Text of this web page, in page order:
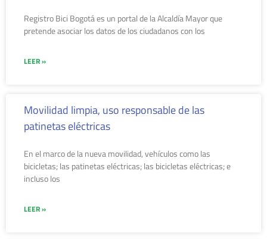
Registro Bici Bogotá es un portal de la Alcaldía Mayor que
pretende asociar los datos de los ciudadanos con los
LEER »
Movilidad limpia, uso responsable de las
patinetas eléctricas
En el marco de la nueva movilidad, vehículos como las
bicicletas; las patinetas eléctricas; las bicicletas eléctricas; e
incluso los
LEER »